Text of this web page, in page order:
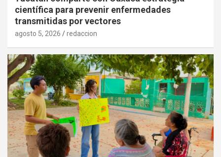
científica para prevenir enfermedades
transmitidas por vectores
agosto 5, 2026 redaccion